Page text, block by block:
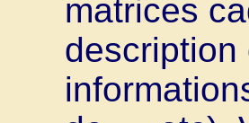
matrices
description